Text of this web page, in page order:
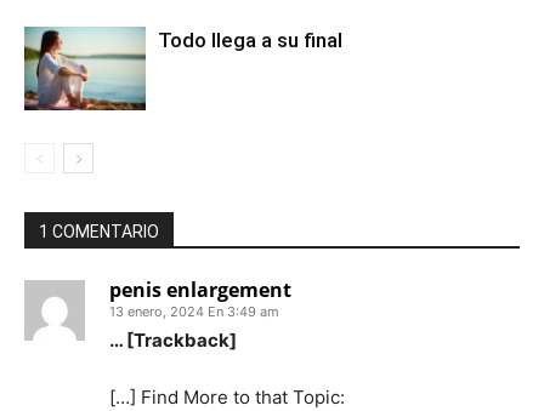
Todo llega a su final
1 COMENTARIO
penis enlargement
13 enero, 2024 En 3:49 am
… [Trackback]
[…] Find More to that Topic: